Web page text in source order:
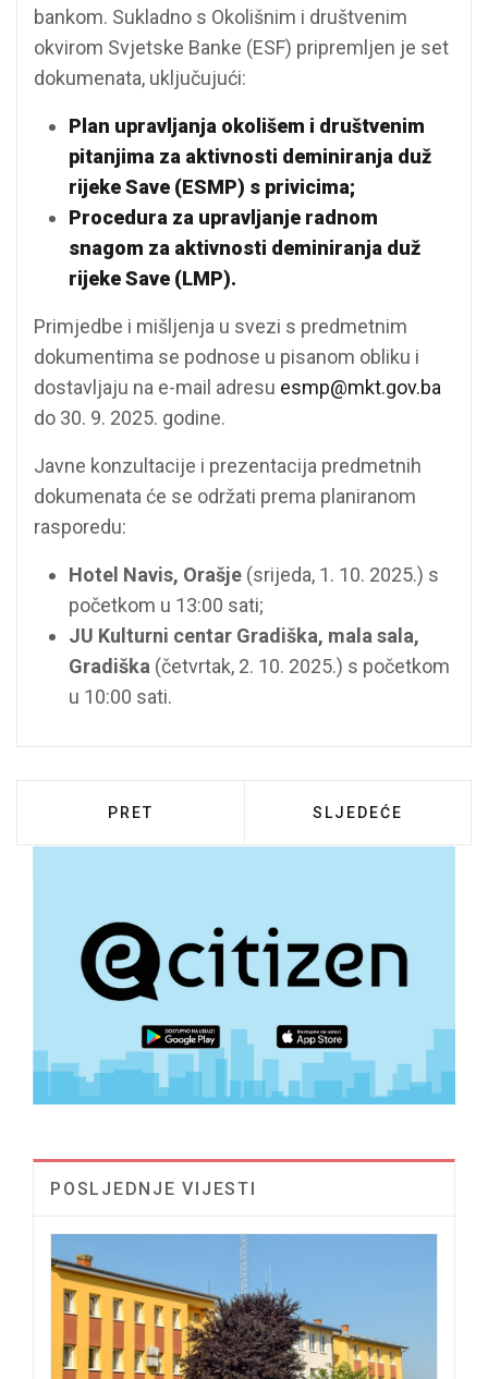
bankom. Sukladno s Okolišnim i društvenim
okvirom Svjetske Banke (ESF) pripremljen je set
dokumenata, uključujući:
Plan upravljanja okolišem i društvenim
pitanjima za aktivnosti deminiranja duž
rijeke Save (ESMP) s privicima;
Procedura za upravljanje radnom
snagom za aktivnosti deminiranja duž
rijeke Save (LMP).
Primjedbe i mišljenja u svezi s predmetnim
dokumentima se podnose u pisanom obliku i
dostavljaju na e-mail adresu esmp@mkt.gov.ba
do 30. 9. 2025. godine.
Javne konzultacije i prezentacija predmetnih
dokumenata će se održati prema planiranom
rasporedu:
Hotel Navis, Orašje (srijeda, 1. 10. 2025.) s
početkom u 13:00 sati;
JU Kulturni centar Gradiška, mala sala,
Gradiška (četvrtak, 2. 10. 2025.) s početkom
u 10:00 sati.
PRETHODNI ČLANAK: PRIOPĆENJE ZA
PRET SLJEDEĆI ČLANAK:
SLJEDEĆE
POSLJEDNJE VIJESTI